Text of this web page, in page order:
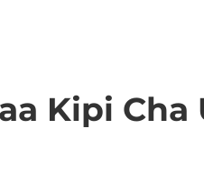
Kipi Cha